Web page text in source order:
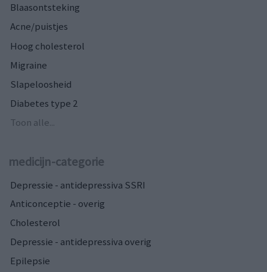
Blaasontsteking
Acne/puistjes
Hoog cholesterol
Migraine
Slapeloosheid
Diabetes type 2
Toon alle...
medicijn-categorie
Depressie - antidepressiva SSRI
Anticonceptie - overig
Cholesterol
Depressie - antidepressiva overig
Epilepsie